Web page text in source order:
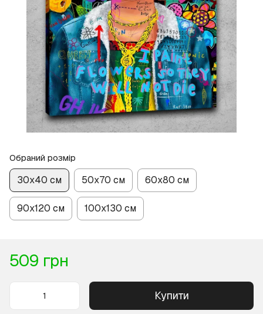
Обраний розмір
30х40 см 50х70 см 60х80 см
90х120 см 100х130 см
509 грн
Купити